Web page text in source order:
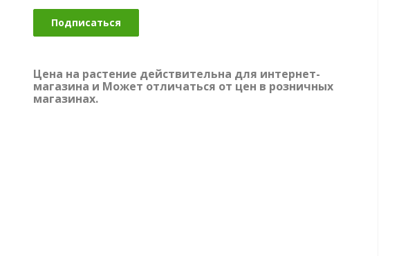
Подписаться
Цена на растение действительна для интернет-
магазина и Может отличаться от цен в розничных
магазинах.